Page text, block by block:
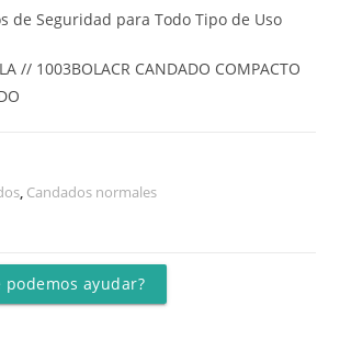
de Seguridad para Todo Tipo de Uso
// 1003BOLACR CANDADO COMPACTO
, Candados normales
podemos ayudar?